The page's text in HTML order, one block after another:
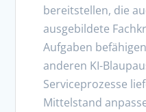
bereitstellen, die
ausgebildete
Aufgaben
anderen KI-
Serviceprozesse
Mittelstand